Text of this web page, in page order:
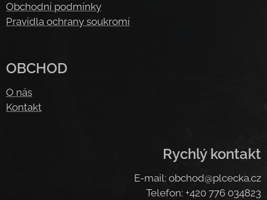
Obchodní podmínky
Pravidla ochrany soukromí
OBCHOD
O nás
Kontakt
Rychlý kontakt
E-mail: obchod@plcecka.cz
Telefon: +420 776 034823